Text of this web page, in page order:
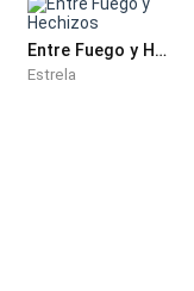
Entre Fuego y Hechizos
Estrela